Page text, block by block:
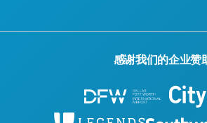
感谢我们的企业赞